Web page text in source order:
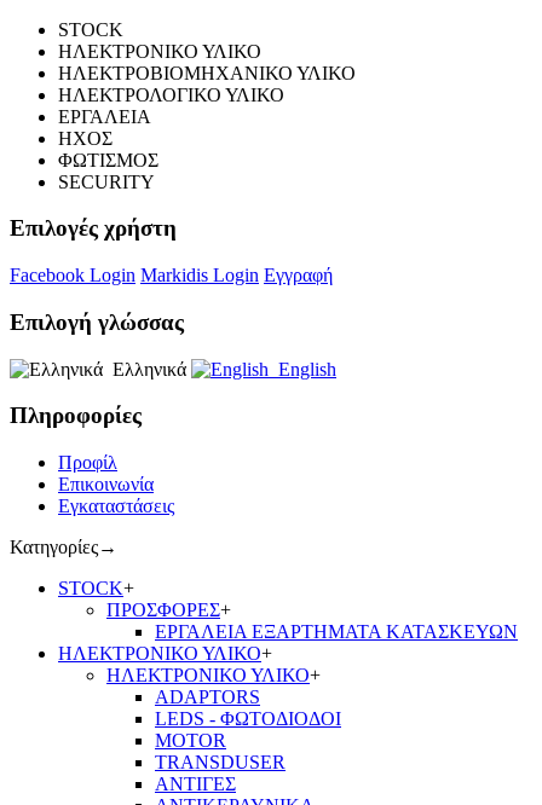
STOCK
ΗΛΕΚΤΡΟΝΙΚΟ ΥΛΙΚΟ
ΗΛΕΚΤΡΟΒΙΟΜΗΧΑΝΙΚΟ ΥΛΙΚΟ
ΗΛΕΚΤΡΟΛΟΓΙΚΟ ΥΛΙΚΟ
ΕΡΓΑΛΕΙΑ
ΗΧΟΣ
ΦΩΤΙΣΜΟΣ
SECURITY
Επιλογές χρήστη
Facebook Login Markidis Login Εγγραφή
Επιλογή γλώσσας
Ελληνικά English
Πληροφορίες
Προφίλ
Επικοινωνία
Εγκαταστάσεις
Κατηγορίες→
STOCK+
ΠΡΟΣΦΟΡΕΣ+
ΕΡΓΑΛΕΙΑ ΕΞΑΡΤΗΜΑΤΑ ΚΑΤΑΣΚΕΥΩΝ
ΗΛΕΚΤΡΟΝΙΚΟ ΥΛΙΚΟ+
ΗΛΕΚΤΡΟΝΙΚΟ ΥΛΙΚΟ+
ADAPTORS
LEDS - ΦΩΤΟΔΙΟΔΟΙ
MOTOR
TRANSDUSER
ΑΝΤΙΓΕΣ